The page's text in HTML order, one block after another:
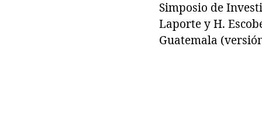
Simposio de
Laporte y H.
Guatemala